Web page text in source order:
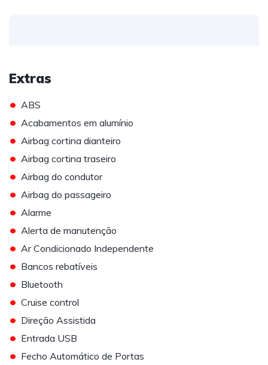
Extras
• ABS
• Acabamentos em alumínio
• Airbag cortina dianteiro
• Airbag cortina traseiro
• Airbag do condutor
• Airbag do passageiro
• Alarme
• Alerta de manutenção
• Ar Condicionado Independente
• Bancos rebatíveis
• Bluetooth
• Cruise control
• Direção Assistida
• Entrada USB
• Fecho Automático de Portas